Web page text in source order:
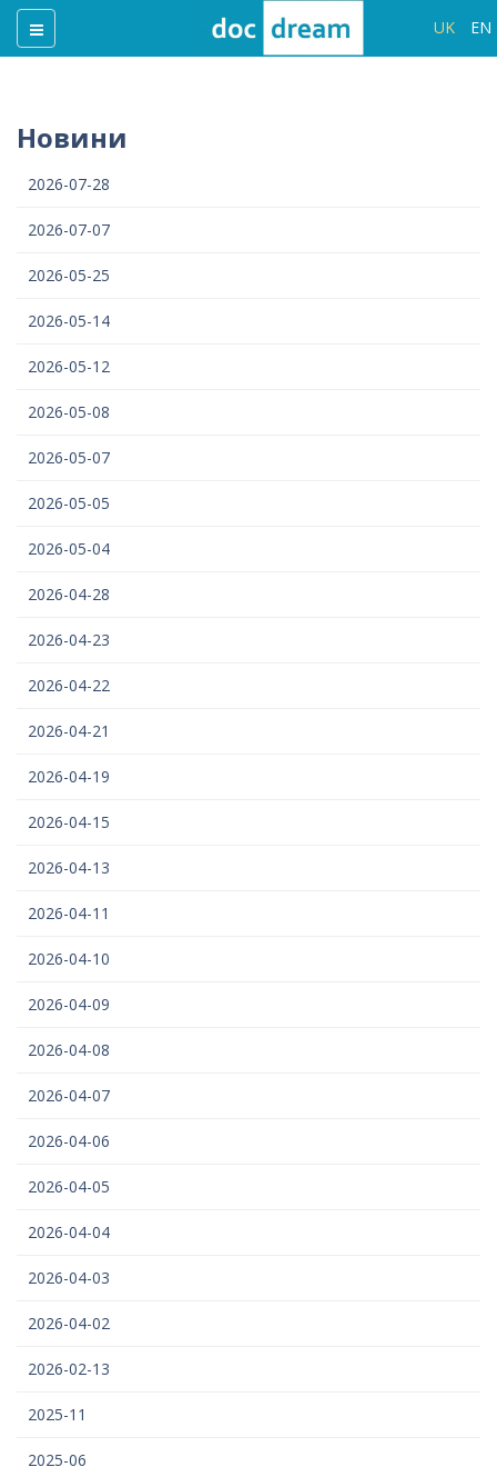
UK EN
Новини
2026-07-28
2026-07-07
2026-05-25
2026-05-14
2026-05-12
2026-05-08
2026-05-07
2026-05-05
2026-05-04
2026-04-28
2026-04-23
2026-04-22
2026-04-21
2026-04-19
2026-04-15
2026-04-13
2026-04-11
2026-04-10
2026-04-09
2026-04-08
2026-04-07
2026-04-06
2026-04-05
2026-04-04
2026-04-03
2026-04-02
2026-02-13
2025-11
2025-06